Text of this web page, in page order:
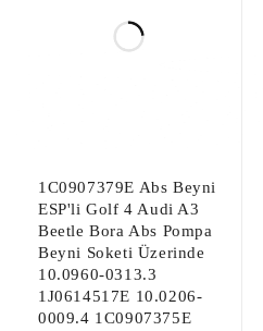
1C0907379E Abs Beyni
ESP'li Golf 4 Audi A3
Beetle Bora Abs Pompa
Beyni Soketi Üzerinde
10.0960-0313.3
1J0614517E 10.0206-
0009.4 1C0907375E